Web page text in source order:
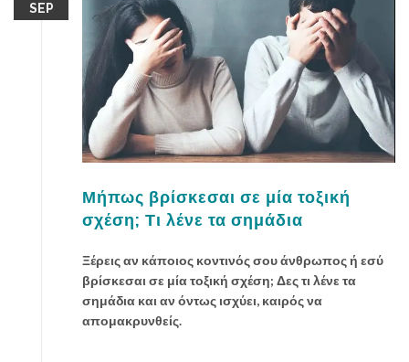
SEP
Μήπως βρίσκεσαι σε μία τοξική
σχέση; Τι λένε τα σημάδια
Ξέρεις αν κάποιος κοντινός σου άνθρωπος ή εσύ
βρίσκεσαι σε μία τοξική σχέση; Δες τι λένε τα
σημάδια και αν όντως ισχύει, καιρός να
απομακρυνθείς.